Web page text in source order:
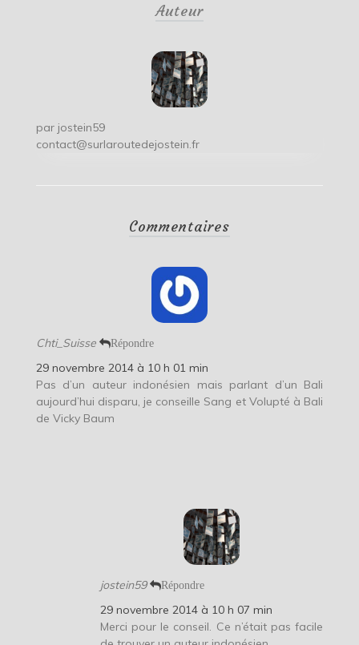
Auteur
par jostein59
contact@surlaroutedejostein.fr
Commentaires
Chti_Suisse Répondre
29 novembre 2014 à 10 h 01 min
Pas d’un auteur indonésien mais parlant d’un Bali
aujourd’hui disparu, je conseille Sang et Volupté à Bali
de Vicky Baum
jostein59 Répondre
29 novembre 2014 à 10 h 07 min
Merci pour le conseil. Ce n’était pas facile